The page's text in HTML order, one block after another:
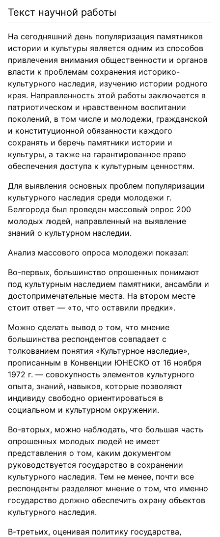
Текст научной работы
На сегодняшний день популяризация памятников
истории и культуры является одним из способов
привлечения внимания общественности и органов
власти к проблемам сохранения историко-
культурного наследия, изучению истории родного
края. Направленность этой работы заключается в
патриотическом и нравственном воспитании
поколений, в том числе и молодежи, гражданской
и конституционной обязанности каждого
сохранять и беречь памятники истории и
культуры, а также на гарантированное право
обеспечения доступа к культурным ценностям.
Для выявления основных проблем популяризации
культурного наследия среди молодежи г.
Белгорода был проведен массовый опрос 200
молодых людей, направленный на выявление
знаний о культурном наследии.
Анализ массового опроса молодежи показал:
Во-первых, большинство опрошенных понимают
под культурным наследием памятники, ансамбли и
достопримечательные места. На втором месте
стоит ответ — «то, что оставили предки».
Можно сделать вывод о том, что мнение
большинства респондентов совпадает с
толкованием понятия «Культурное наследие»,
прописанным в Конвенции ЮНЕСКО от 16 ноября
1972 г. — совокупность элементов культурного
опыта, знаний, навыков, которые позволяют
индивиду свободно ориентироваться в
социальном и культурном окружении.
Во-вторых, можно наблюдать, что большая часть
опрошенных молодых людей не имеет
представления о том, каким документом
руководствуется государство в сохранении
культурного наследия. Тем не менее, почти все
респонденты разделяют мнение о том, что именно
государство должно обеспечить охрану объектов
культурного наследия.
В-третьих, оценивая политику государства,